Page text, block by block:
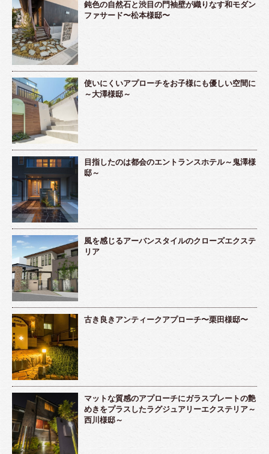
鈍色の自然石と渋目の門袖壁が織りなす和モダン
ファサード〜松本様邸〜
使いにくいアプローチをお子様にも優しい空間に
～大澤様邸～
目指したのは都会のエントランスホテル～鬼澤様
邸～
風を感じるアーバンスタイルのクローズエクステ
リア
古き良きアンティークアプローチ〜栗田様邸〜
マットな質感のアプローチにガラスプレートの艶
めきをプラスしたラグジュアリーエクステリア～
西川様邸～